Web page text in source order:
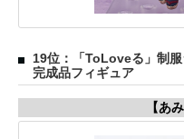
19位：「ToLoveる」制
完成品フィギュア
【あ